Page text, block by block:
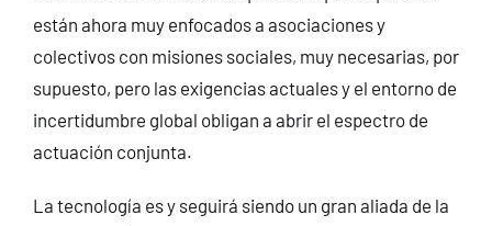
están ahora muy enfocados a asociaciones y
colectivos con misiones sociales, muy necesarias, por
supuesto, pero las exigencias actuales y el entorno de
incertidumbre global obligan a abrir el espectro de
actuación conjunta.
La tecnología es y seguirá siendo un gran aliada de la